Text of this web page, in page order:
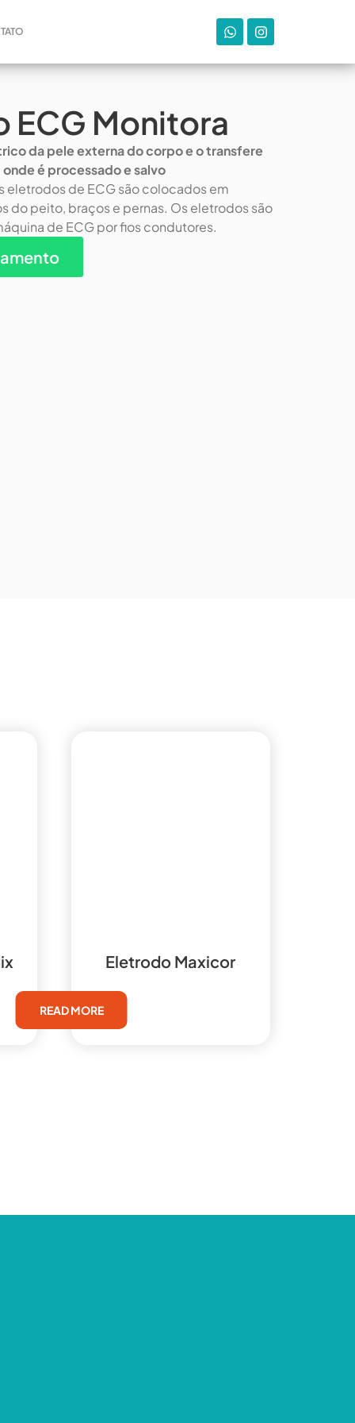
ECG Monitora
da pele externa do corpo e o transfere
é processado e salvo
eletrodos de ECG são colocados em
do peito, braços e pernas. Os eletrodos são
de ECG por fios condutores.
Eletrodo Maxicor
READ MORE